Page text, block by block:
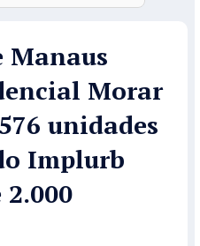
Manaus
Morar
unidades
Implurb